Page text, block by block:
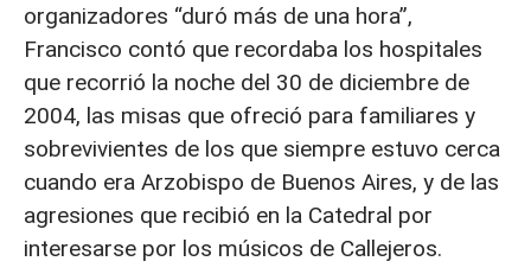
organizadores “duró más de una hora”,
Francisco contó que recordaba los hospitales
que recorrió la noche del 30 de diciembre de
2004, las misas que ofreció para familiares y
sobrevivientes de los que siempre estuvo cerca
cuando era Arzobispo de Buenos Aires, y de las
agresiones que recibió en la Catedral por
interesarse por los músicos de Callejeros.